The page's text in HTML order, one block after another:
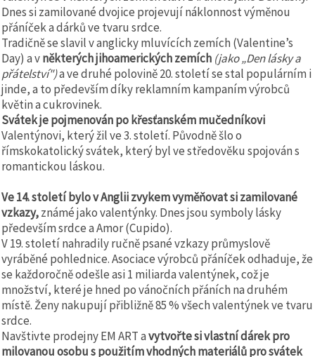
Dnes si zamilované dvojice projevují náklonnost výměnou
přáníček a dárků ve tvaru srdce.
Tradičně se slavil v anglicky mluvících zemích (Valentine’s
Day) a vněkterých jihoamerických zemích (jako „Den lásky a
přátelství")a ve druhé polovině 20. století se stal populárním i
jinde, a to především díky reklamním kampaním výrobců
květin a cukrovinek.
Svátek je pojmenován po křesťanském mučedníkovi
Valentýnovi, který žil ve 3. století. Původně šlo o
římskokatolický svátek, který byl ve středověku spojován s
romantickou láskou.
Ve 14. století bylo v Anglii zvykem vyměňovat si zamilované
vzkazy,známé jako valentýnky. Dnes jsou symboly lásky
především srdce a Amor (Cupido).
V 19. století nahradily ručně psané vzkazy průmyslově
vyráběné pohlednice. Asociace výrobců přáníček odhaduje, že
se každoročně odešle asi 1 miliarda valentýnek, což je
množství, které je hned po vánočních přáních na druhém
místě. Ženy nakupují přibližně 85 % všech valentýnek ve tvaru
srdce.
Navštivte prodejny EM ART avytvořte si vlastní dárek pro
milovanou osobu s použitím vhodných materiálů pro svátek